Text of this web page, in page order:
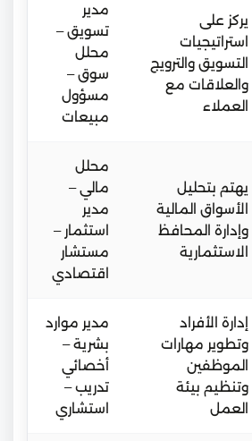
يركز على
استراتيجيات
التسويق والترويج
والعلاقات مع
العملاء
مدير
تسويق –
محلل
سوق –
مسؤول
مبيعات
يهتم بتحليل
الأسواق المالية
وإدارة المحافظ
الاستثمارية
محلل
مالي –
مدير
استثمار –
مستشار
اقتصادي
إدارة الأفراد
وتطوير مهارات
الموظفين
وتنظيم بيئة
العمل
مدير موارد
بشرية –
أخصائي
تدريب –
استشاري